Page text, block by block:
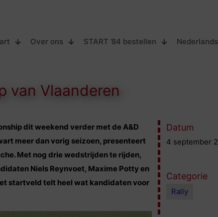
Over ons START ’84 bestellen
van Vlaanderen
dit weekend verder met de A&D
meer dan vorig seizoen, presenteert
Met nog drie wedstrijden te rijden,
Niels Reynvoet, Maxime Potty en
startveld telt heel wat kandidaten voor
Datum
4 september
Categorie
Rally